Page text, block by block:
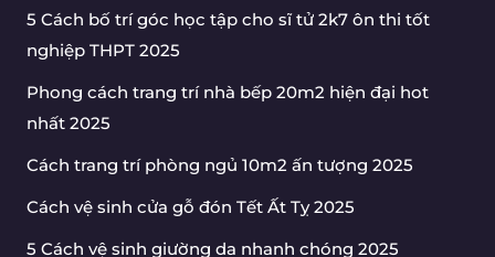
5 Cách bố trí góc học tập cho sĩ tử 2k7 ôn thi tốt
nghiệp THPT 2025
Phong cách trang trí nhà bếp 20m2 hiện đại hot
nhất 2025
Cách trang trí phòng ngủ 10m2 ấn tượng 2025
Cách vệ sinh cửa gỗ đón Tết Ất Tỵ 2025
5 Cách vệ sinh giường da nhanh chóng 2025